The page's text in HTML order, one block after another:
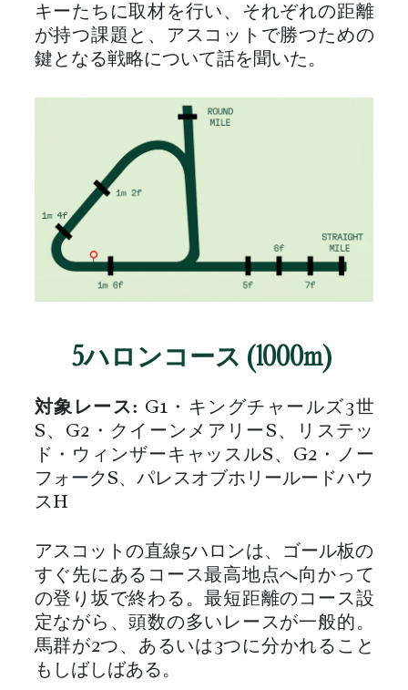
キーたちに取材を行い、それぞれの距離
が持つ課題と、アスコットで勝つための
鍵となる戦略について話を聞いた。
5ハロンコース (1000m)
対象レース: G1・キングチャールズ3世
S、G2・クイーンメアリーS、リステッ
ド・ウィンザーキャッスルS、G2・ノー
フォークS、パレスオブホリールードハウ
スH
アスコットの直線5ハロンは、ゴール板の
すぐ先にあるコース最高地点へ向かって
の登り坂で終わる。最短距離のコース設
定ながら、頭数の多いレースが一般的。
馬群が2つ、あるいは3つに分かれること
もしばしばある。